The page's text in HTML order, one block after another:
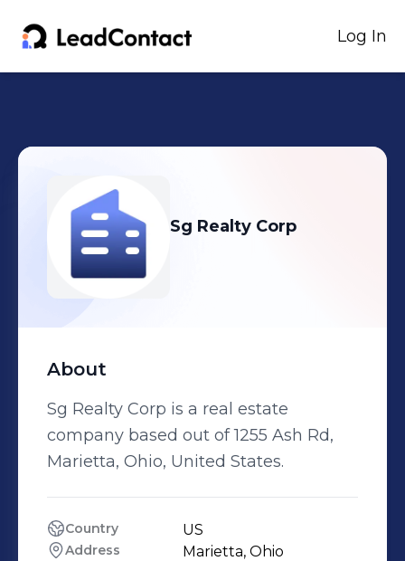
Log In
Sg Realty Corp
About
Sg Realty Corp is a real estate
company based out of 1255 Ash Rd,
Marietta, Ohio, United States.
Country US
Address Marietta, Ohio